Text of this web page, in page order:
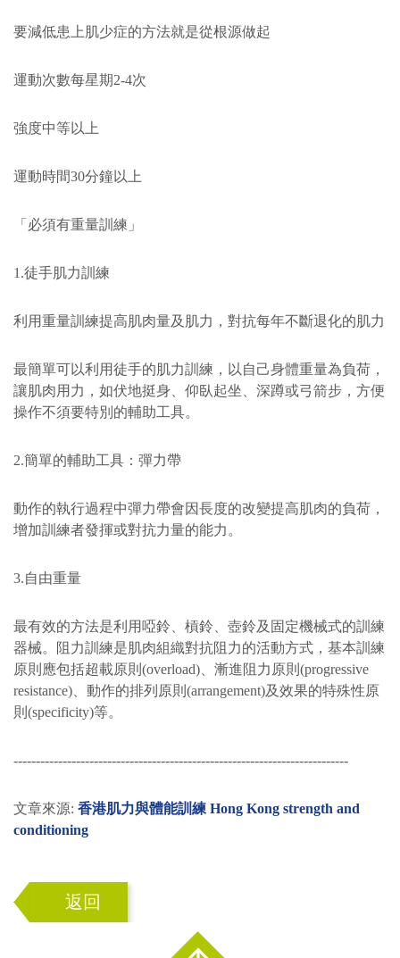
要減低患上肌少症的方法就是從根源做起
運動次數每星期2-4次
強度中等以上
運動時間30分鐘以上
「必須有重量訓練」
1.徒手肌力訓練
利用重量訓練提高肌肉量及肌力，對抗每年不斷退化的肌力
最簡單可以利用徒手的肌力訓練，以自己身體重量為負荷，
讓肌肉用力，如伏地挺身、仰臥起坐、深蹲或弓箭步，方便
操作不須要特別的輔助工具。
2.簡單的輔助工具：彈力帶
動作的執行過程中彈力帶會因長度的改變提高肌肉的負荷，
增加訓練者發揮或對抗力量的能力。
3.自由重量
最有效的方法是利用啞鈴、槓鈴、壺鈴及固定機械式的訓練
器械。阻力訓練是肌肉組織對抗阻力的活動方式，基本訓練
原則應包括超載原則(overload)、漸進阻力原則(progressive
resistance)、動作的排列原則(arrangement)及效果的特殊性原
則(specificity)等。
---------------------------------------------------------------------------
文章來源: 香港肌力與體能訓練 Hong Kong strength and
conditioning
返回